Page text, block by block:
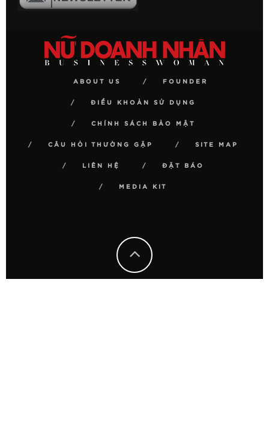
ABOUT US FOUNDER
ĐIỀU KHOẢN SỬ DỤNG
CHÍNH SÁCH BẢO MẬT
CÂU HỎI THƯỜNG GẶP SITE MAP
LIÊN HỆ ĐẶT BÁO
MEDIA KIT